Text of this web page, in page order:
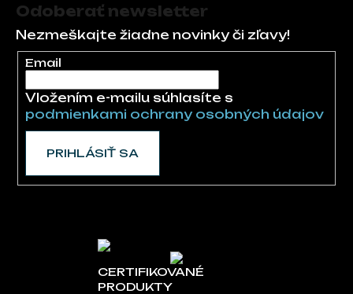
Odoberať newsletter
Nezmeškajte žiadne novinky či zľavy!
Email
Vložením e-mailu súhlasíte s
podmienkami ochrany osobných údajov
PRIHLÁSIŤ SA
CERTIFIKOVANÉ
PRODUKTY